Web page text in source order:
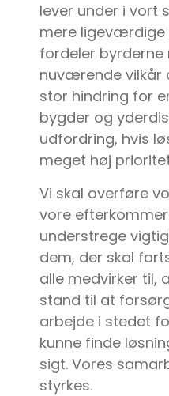
lever under i vort
mere ligeværdige
fordeler byrderne
nuværende vilkår
stor hindring for
bygder og
udfordring, hvis
meget høj
Vi skal overføre
vore
understrege
dem, der skal
alle medvirker til,
stand til at
arbejde i stedet
kunne finde
sigt. Vores
styrkes.